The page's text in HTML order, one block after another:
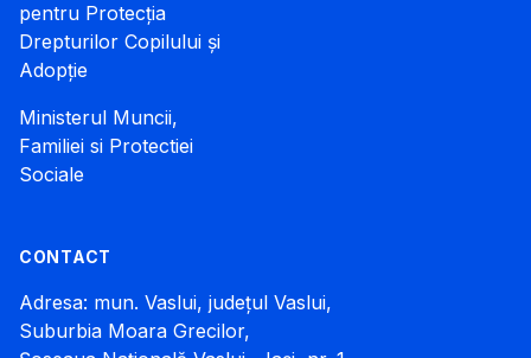
pentru Protecția
Drepturilor Copilului și
Adopție
Ministerul Muncii,
Familiei si Protectiei
Sociale
CONTACT
Adresa: mun. Vaslui, județul Vaslui,
Suburbia Moara Grecilor,